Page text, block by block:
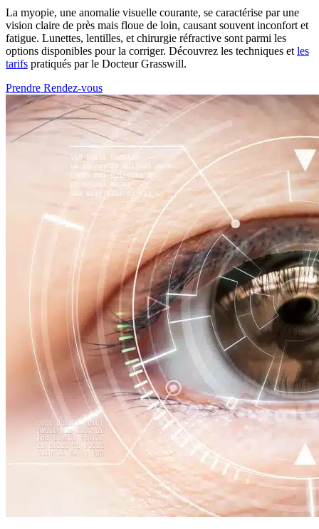
La myopie, une anomalie visuelle courante, se caractérise par une
vision claire de près mais floue de loin, causant souvent inconfort et
fatigue. Lunettes, lentilles, et chirurgie réfractive sont parmi les
options disponibles pour la corriger. Découvrez les techniques et les
tarifs pratiqués par le Docteur Grasswill.
Prendre Rendez-vous